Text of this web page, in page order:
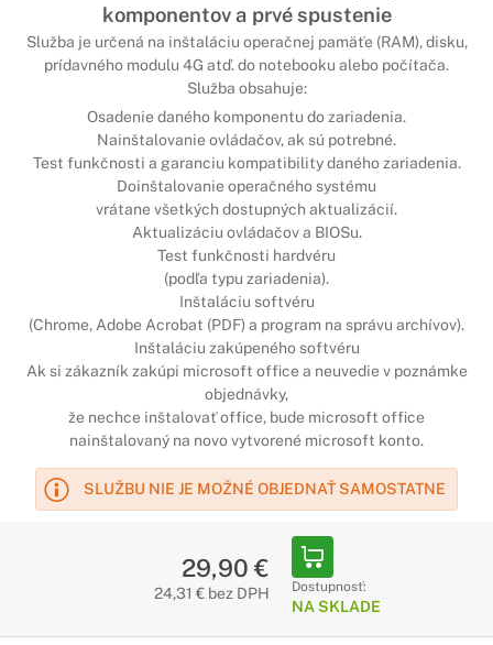
komponentov a prvé spustenie
Služba je určená na inštaláciu operačnej pamäťe (RAM), disku,
prídavného modulu 4G atď. do notebooku alebo počítača.
Služba obsahuje:
Osadenie daného komponentu do zariadenia.
Nainštalovanie ovládačov, ak sú potrebné.
Test funkčnosti a garanciu kompatibility daného zariadenia.
Doinštalovanie operačného systému
vrátane všetkých dostupných aktualizácií.
Aktualizáciu ovládačov a BIOSu.
Test funkčnosti hardvéru
(podľa typu zariadenia).
Inštaláciu softvéru
(Chrome, Adobe Acrobat (PDF) a program na správu archívov).
Inštaláciu zakúpeného softvéru
Ak si zákazník zakúpi microsoft office a neuvedie v poznámke
objednávky,
že nechce inštalovať office, bude microsoft office
nainštalovaný na novo vytvorené microsoft konto.
SLUŽBU NIE JE MOŽNÉ OBJEDNAŤ SAMOSTATNE
29,90 €
24,31 € bez DPH Dostupnosť:
NA SKLADE